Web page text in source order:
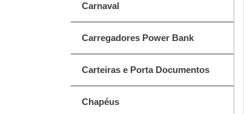
Carnaval
Carregadores Power Bank
Carteiras e Porta Documentos
Chapéus